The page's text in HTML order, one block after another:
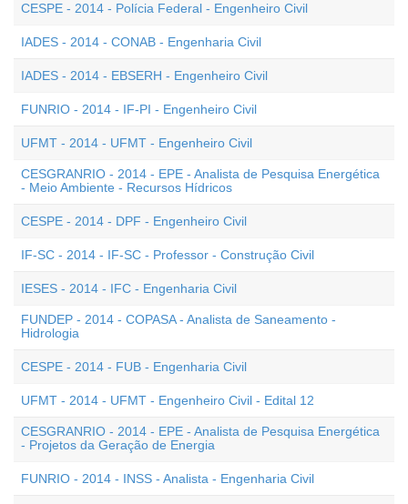
CESPE - 2014 - Polícia Federal - Engenheiro Civil
IADES - 2014 - CONAB - Engenharia Civil
IADES - 2014 - EBSERH - Engenheiro Civil
FUNRIO - 2014 - IF-PI - Engenheiro Civil
UFMT - 2014 - UFMT - Engenheiro Civil
CESGRANRIO - 2014 - EPE - Analista de Pesquisa Energética
- Meio Ambiente - Recursos Hídricos
CESPE - 2014 - DPF - Engenheiro Civil
IF-SC - 2014 - IF-SC - Professor - Construção Civil
IESES - 2014 - IFC - Engenharia Civil
FUNDEP - 2014 - COPASA - Analista de Saneamento -
Hidrologia
CESPE - 2014 - FUB - Engenharia Civil
UFMT - 2014 - UFMT - Engenheiro Civil - Edital 12
CESGRANRIO - 2014 - EPE - Analista de Pesquisa Energética
- Projetos da Geração de Energia
FUNRIO - 2014 - INSS - Analista - Engenharia Civil